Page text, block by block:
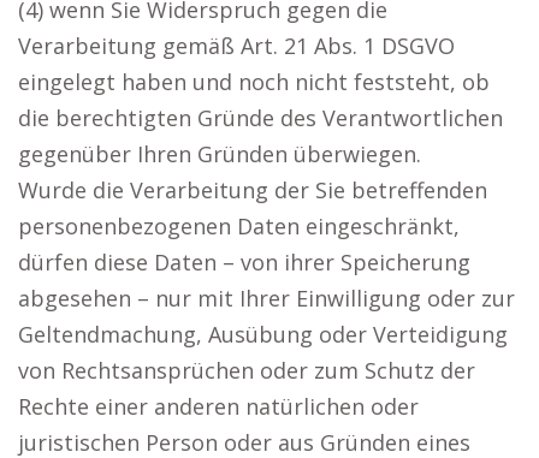
(4) wenn Sie Widerspruch gegen die
Verarbeitung gemäß Art. 21 Abs. 1 DSGVO
eingelegt haben und noch nicht feststeht, ob
die berechtigten Gründe des Verantwortlichen
gegenüber Ihren Gründen überwiegen.
Wurde die Verarbeitung der Sie betreffenden
personenbezogenen Daten eingeschränkt,
dürfen diese Daten – von ihrer Speicherung
abgesehen – nur mit Ihrer Einwilligung oder zur
Geltendmachung, Ausübung oder Verteidigung
von Rechtsansprüchen oder zum Schutz der
Rechte einer anderen natürlichen oder
juristischen Person oder aus Gründen eines